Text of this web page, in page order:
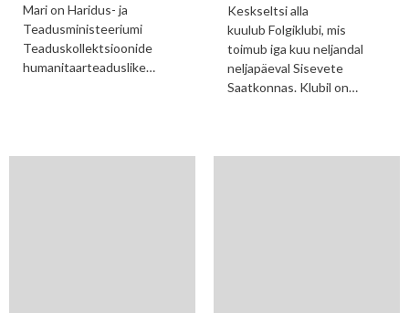
Mari on Haridus- ja
Teadusministeeriumi
Teaduskollektsioonide
humanitaarteaduslike…
Keskseltsi alla
kuulub Folgiklubi, mis
toimub iga kuu neljandal
neljapäeval Sisevete
Saatkonnas. Klubil on…